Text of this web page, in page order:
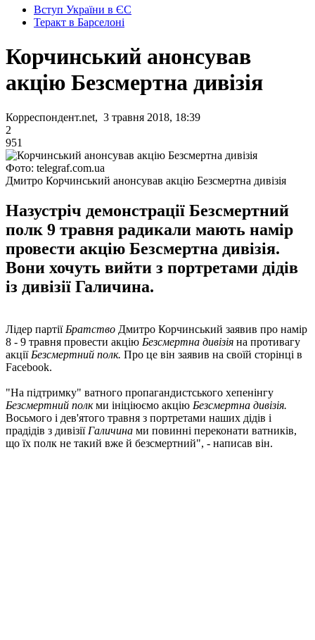
Вступ України в ЄС
Теракт в Барселоні
Корчинський анонсував
акцію Безсмертна дивізія
Корреспондент.net, 3 травня 2018, 18:39
2
951
Фото: telegraf.com.ua
Дмитро Корчинський анонсував акцію Безсмертна дивізія
Назустріч демонстрації Безсмертний
полк 9 травня радикали мають намір
провести акцію Безсмертна дивізія.
Вони хочуть вийти з портретами дідів
із дивізії Галичина.
Лідер партії Братство Дмитро Корчинський заявив про намір
8 - 9 травня провести акцію Безсмертна дивізія на противагу
акції Безсмертний полк. Про це він заявив на своїй сторінці в
Facebook.
"На підтримку" ватного пропагандистського хепенінгу
Безсмертний полкми ініціюємо акцію Безсмертна дивізія.
Восьмого і дев'ятого травня з портретами наших дідів і
прадідів з дивізії Галичина ми повинні переконати ватників,
що їх полк не такий вже й безсмертний", - написав він.